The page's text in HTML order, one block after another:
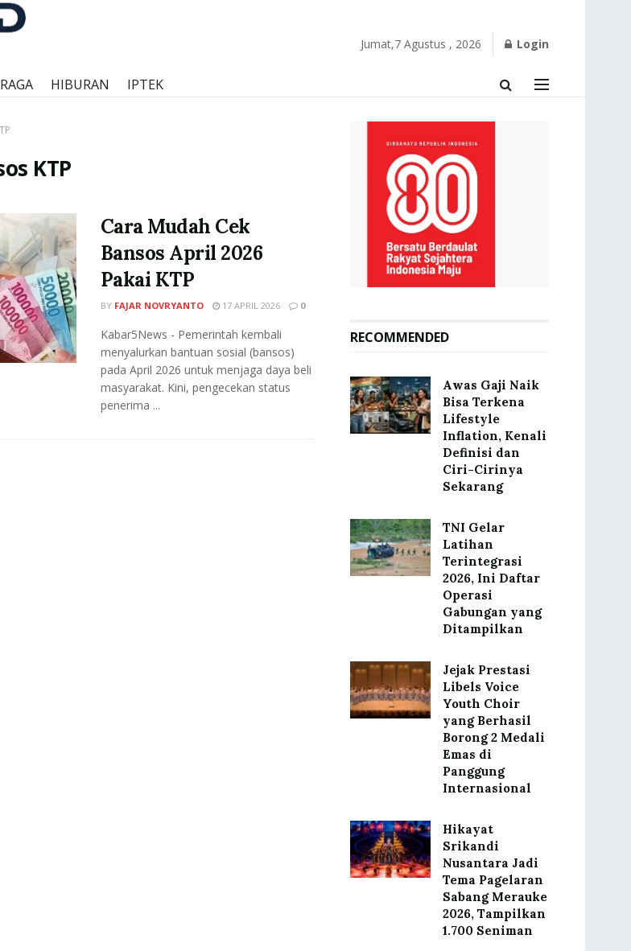
Jumat,7 Agustus , 2026 Login
HIBURAN IPTEK
KTP
Cara Mudah Cek
Bansos April 2026
Pakai KTP
BY FAJAR NOVRYANTO 17 APRIL 2026 0
Kabar5News - Pemerintah kembali
menyalurkan bantuan sosial (bansos)
pada April 2026 untuk menjaga daya beli
masyarakat. Kini, pengecekan status
penerima ...
RECOMMENDED
Awas Gaji Naik
Bisa Terkena
Lifestyle
Inflation, Kenali
Definisi dan
Ciri-Cirinya
Sekarang
TNI Gelar
Latihan
Terintegrasi
2026, Ini Daftar
Operasi
Gabungan yang
Ditampilkan
Jejak Prestasi
Libels Voice
Youth Choir
yang Berhasil
Borong 2 Medali
Emas di
Panggung
Internasional
Hikayat
Srikandi
Nusantara Jadi
Tema Pagelaran
Sabang Merauke
2026, Tampilkan
1.700 Seniman